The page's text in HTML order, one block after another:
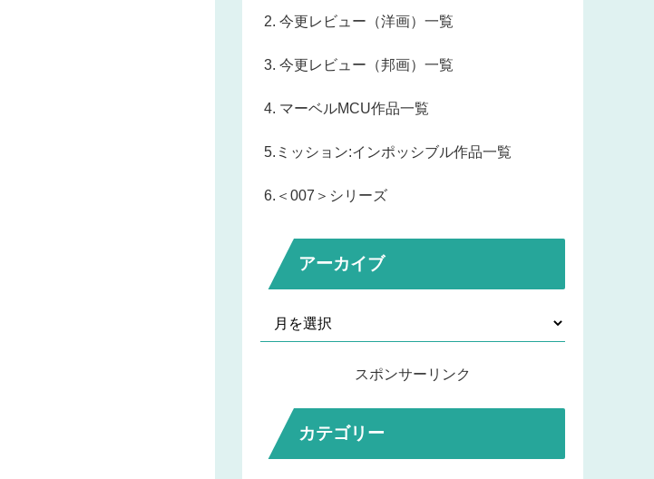
2. 今更レビュー（洋画）一覧
3. 今更レビュー（邦画）一覧
4. マーベルMCU作品一覧
5.ミッション:インポッシブル作品一覧
6.＜007＞シリーズ
アーカイブ
スポンサーリンク
カテゴリー